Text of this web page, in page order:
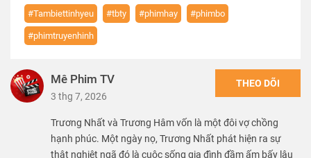
#Tambiettinhyeu #tbty #phimhay #phimbo
#phimtruyenhinh
Mê Phim TV
3 thg 7, 2026
THEO DÕI
Trương Nhất và Trương Hâm vốn là một đôi vợ chồng
hạnh phúc. Một ngày nọ, Trương Nhất phát hiện ra sự
thật nghiệt ngã đó là cuộc sống gia đình đầm ấm bấy lâu